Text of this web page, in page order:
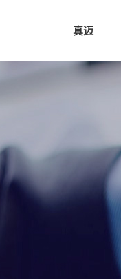
真迈